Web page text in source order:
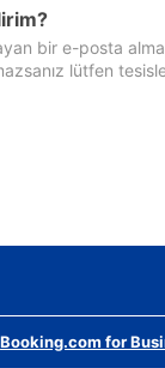
bir e-posta
lütfen
Booking.com for